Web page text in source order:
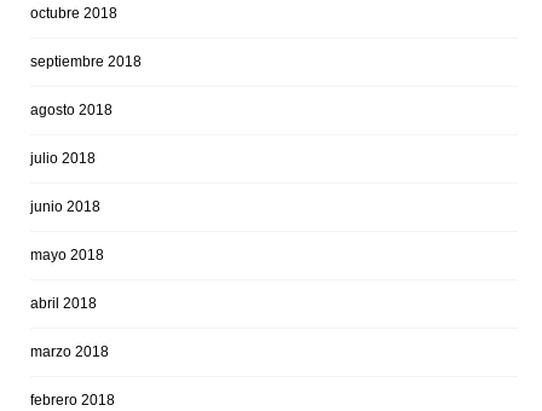
octubre 2018
septiembre 2018
agosto 2018
julio 2018
junio 2018
mayo 2018
abril 2018
marzo 2018
febrero 2018